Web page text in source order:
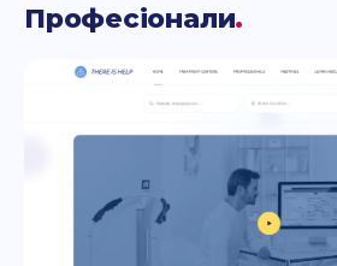
Професіонали.